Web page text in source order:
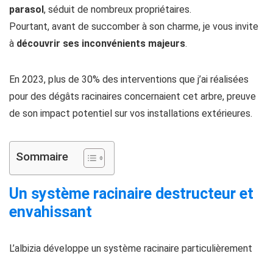
parasol, séduit de nombreux propriétaires.
Pourtant, avant de succomber à son charme, je vous invite
à découvrir ses inconvénients majeurs.
En 2023, plus de 30% des interventions que j’ai réalisées
pour des dégâts racinaires concernaient cet arbre, preuve
de son impact potentiel sur vos installations extérieures.
Sommaire
Un système racinaire destructeur et
envahissant
L’albizia développe un système racinaire particulièrement